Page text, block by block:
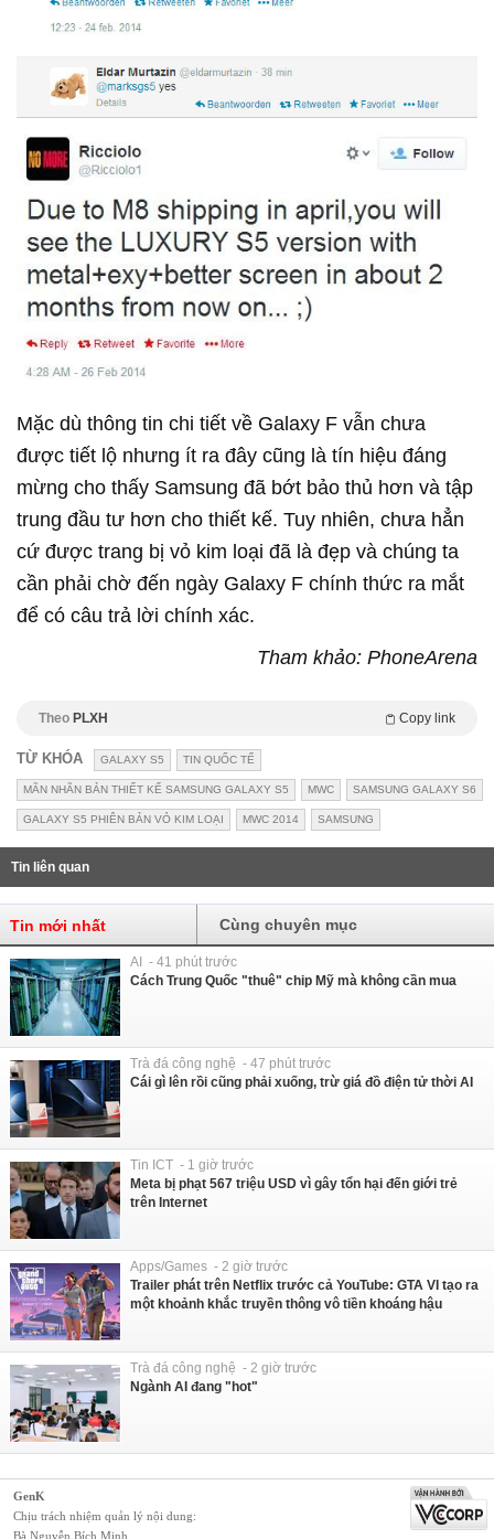
Mặc dù thông tin chi tiết về Galaxy F vẫn chưa
được tiết lộ nhưng ít ra đây cũng là tín hiệu đáng
mừng cho thấy Samsung đã bớt bảo thủ hơn và tập
trung đầu tư hơn cho thiết kế. Tuy nhiên, chưa hẳn
cứ được trang bị vỏ kim loại đã là đẹp và chúng ta
cần phải chờ đến ngày Galaxy F chính thức ra mắt
để có câu trả lời chính xác.
Tham khảo: PhoneArena
Theo PLXH Copy link
TỪ KHÓA GALAXY S5 TIN QUỐC TẾ
MÃN NHÃN BẢN THIẾT KẾ SAMSUNG GALAXY S5 MWC SAMSUNG GALAXY S6
GALAXY S5 PHIÊN BẢN VỎ KIM LOẠI MWC 2014 SAMSUNG
Tin liên quan
Tin mới nhất Cùng chuyên mục
AI - 41 phút trước
Cách Trung Quốc "thuê" chip Mỹ mà không cần mua
Trà đá công nghệ - 47 phút trước
Cái gì lên rồi cũng phải xuống, trừ giá đồ điện tử thời AI
Tin ICT - 1 giờ trước
Meta bị phạt 567 triệu USD vì gây tổn hại đến giới trẻ
trên Internet
Apps/Games - 2 giờ trước
Trailer phát trên Netflix trước cả YouTube: GTA VI tạo ra
một khoảnh khắc truyền thông vô tiền khoáng hậu
Trà đá công nghệ - 2 giờ trước
Ngành AI đang "hot"
GenK
Chịu trách nhiệm quản lý nội dung:
Bà Nguyễn Bích Minh